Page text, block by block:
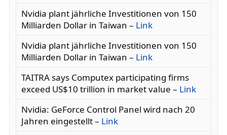
Nvidia plant jährliche Investitionen von 150
Milliarden Dollar in Taiwan – Link
Nvidia plant jährliche Investitionen von 150
Milliarden Dollar in Taiwan – Link
TAITRA says Computex participating firms
exceed US$10 trillion in market value – Link
Nvidia: GeForce Control Panel wird nach 20
Jahren eingestellt – Link